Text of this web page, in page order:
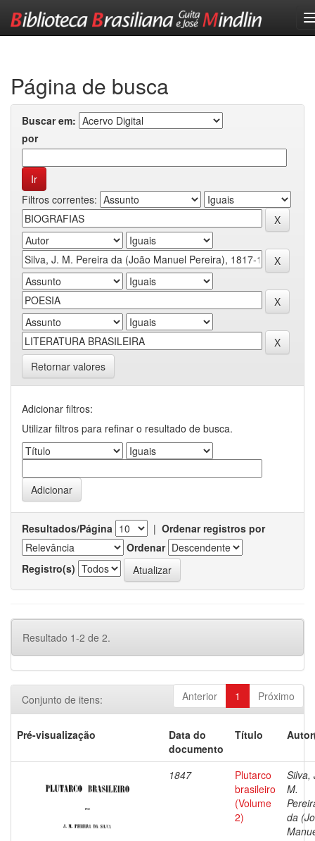
Página de busca
Buscar em:
por
Filtros correntes:
Retornar valores
Adicionar filtros:
Utilizar filtros para refinar o resultado de busca.
Resultados/Página | Ordenar registros por
Ordenar
Registro(s)
Resultado 1-2 de 2.
Anterior 1 Próximo
Conjunto de itens:
Pré-visualização
Data do
documento
Título
1847
Plutarco
brasileiro
(Volume
2)
Silva,
M.
da